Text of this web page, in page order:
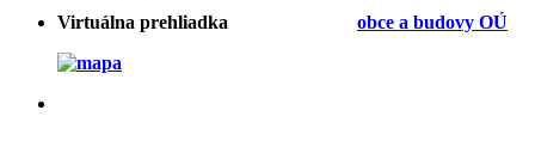
Virtuálna prehliadka obce a budovy OÚ